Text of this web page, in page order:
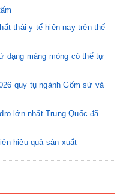
thải y tế hiện nay trên thế
dạng màng mỏng có thể tự
quy tụ ngành Gốm sứ và
lớn nhất Trung Quốc đã
hiệu quả sản xuất